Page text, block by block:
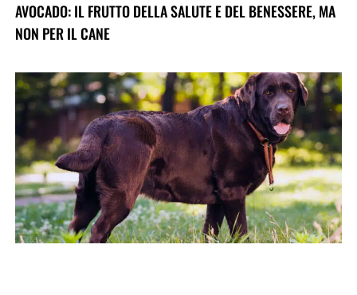
AVOCADO: IL FRUTTO DELLA SALUTE E DEL BENESSERE, MA
NON PER IL CANE